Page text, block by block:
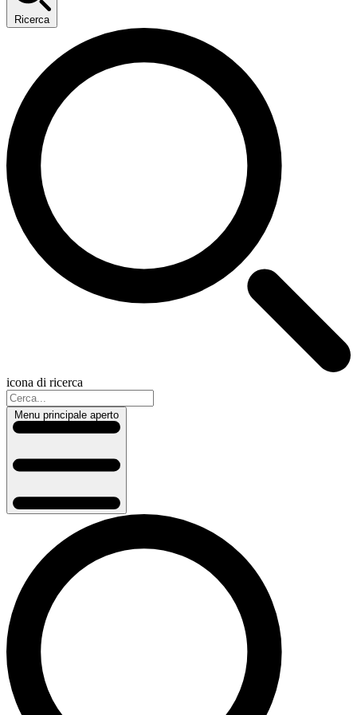
Ricerca
icona di ricerca
Menu principale aperto